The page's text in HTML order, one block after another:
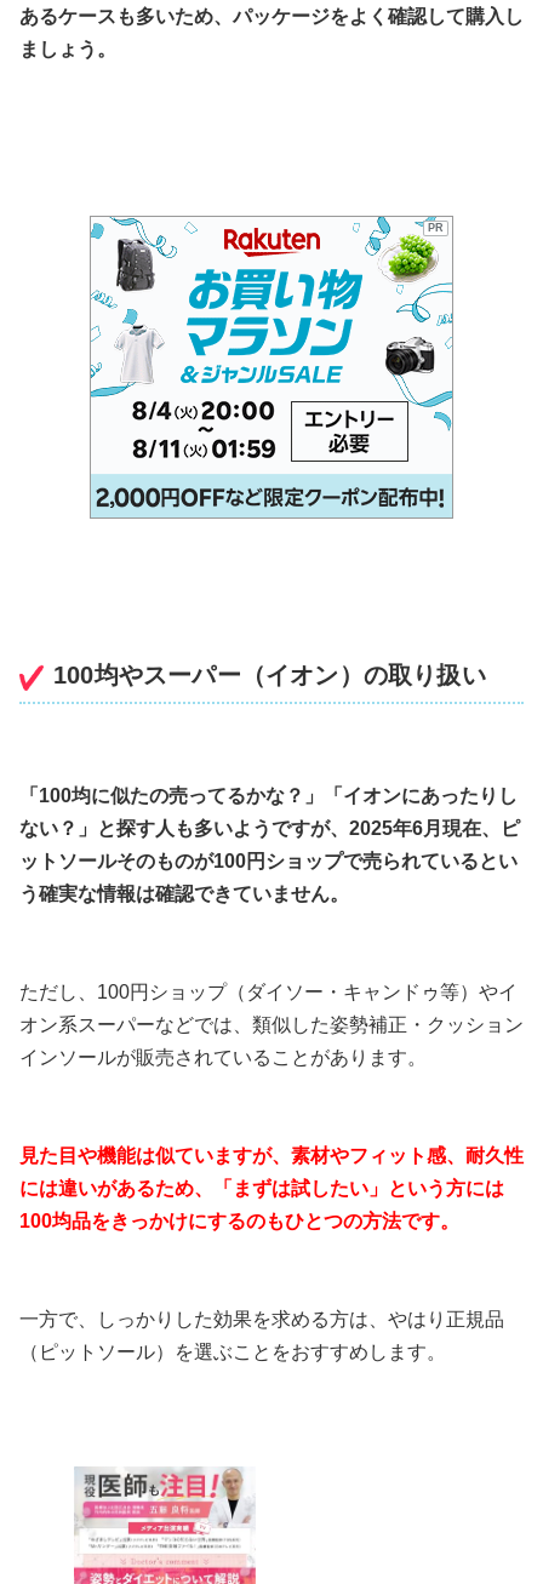
あるケースも多いため、パッケージをよく確認して購入し
ましょう。
PR
100均やスーパー（イオン）の取り扱い
「100均に似たの売ってるかな？」「イオンにあったりし
ない？」と探す人も多いようですが、2025年6月現在、ピ
ットソールそのものが100円ショップで売られているとい
う確実な情報は確認できていません。
ただし、100円ショップ（ダイソー・キャンドゥ等）やイ
オン系スーパーなどでは、類似した姿勢補正・クッション
インソールが販売されていることがあります。
見た目や機能は似ていますが、素材やフィット感、耐久性
には違いがあるため、「まずは試したい」という方には
100均品をきっかけにするのもひとつの方法です。
一方で、しっかりした効果を求める方は、やはり正規品
（ピットソール）を選ぶことをおすすめします。